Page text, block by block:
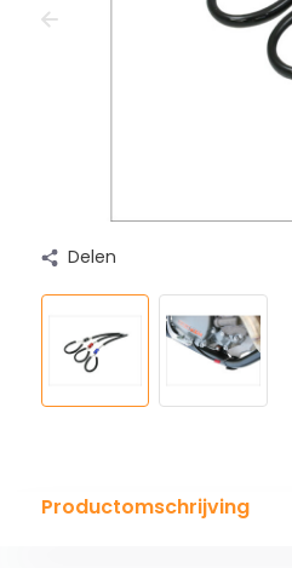
Delen
Productomschrijving